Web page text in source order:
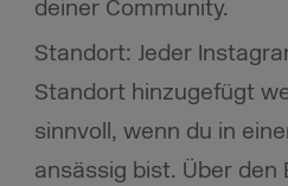
deiner Community.
Standort: Jeder
Standort hinzugefügt
sinnvoll, wenn du in
ansässig bist. Über den